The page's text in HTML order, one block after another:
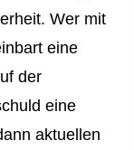
Wer mit
eine
der
eine
aktuellen